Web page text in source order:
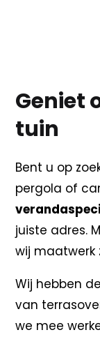
Geniet
tuin
Bent u op
pergola of
juiste adres.
wij maatwerk
Wij hebben
van
we mee